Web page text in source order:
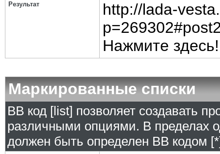
Результат
http://lada-
Нажмите здесь!
Маркированные списки
BB код [list] позволяет создавать
различными опциями. В пределах
должен быть определен BB кодом